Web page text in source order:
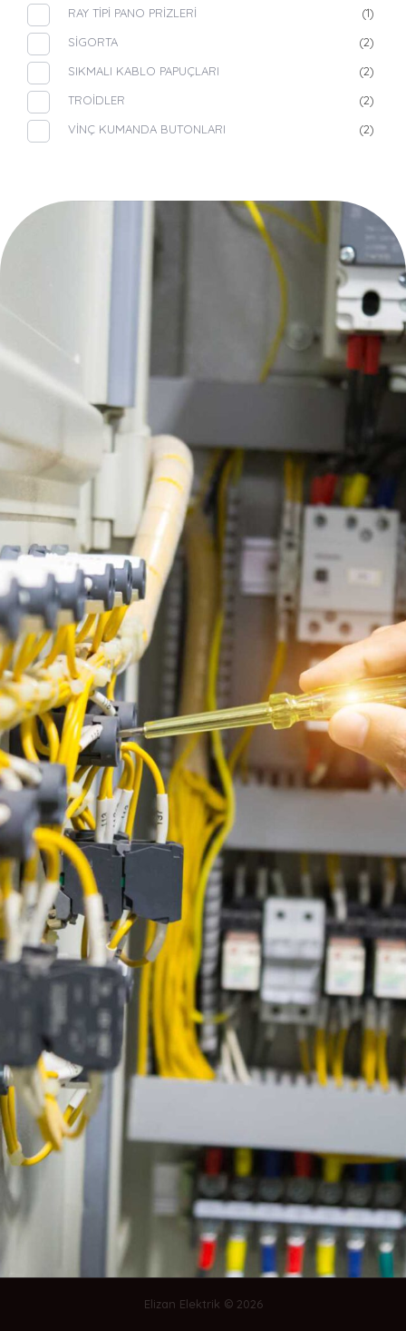
RAY TİPİ PANO PRİZLERİ
(1)
SİGORTA
(2)
SIKMALI KABLO PAPUÇLARI
(2)
TROİDLER
(2)
VİNÇ KUMANDA BUTONLARI
(2)
Elizan Elektrik
Anasayfa
Hakkımızda
Ürünler
İletişim
Hızlı Linkler
Eurowest
Sertifikalarımız
e-Katalog
Ürün Grupları
Triodler
İzoleli Kablo Yüksükleri ve
Terminalleri
Kondansatör
Parafudlar
Buton & Ledli Sinyaller
Switchler
Bizi Takip Edin
Güncellemeler ve Teklifler Haberdar Olun
Elizan Elektrik © 2026